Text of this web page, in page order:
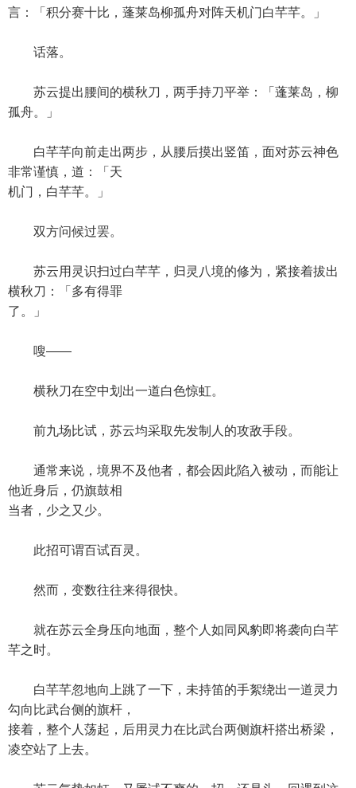
言：「积分赛十比，蓬莱岛柳孤舟对阵天机门白芊芊。」
话落。
苏云提出腰间的横秋刀，两手持刀平举：「蓬莱岛，柳
孤舟。」
白芊芊向前走出两步，从腰后摸出竖笛，面对苏云神色
非常谨慎，道：「天
机门，白芊芊。」
双方问候过罢。
苏云用灵识扫过白芊芊，归灵八境的修为，紧接着拔出
横秋刀：「多有得罪
了。」
嗖——
横秋刀在空中划出一道白色惊虹。
前九场比试，苏云均采取先发制人的攻敌手段。
通常来说，境界不及他者，都会因此陷入被动，而能让
他近身后，仍旗鼓相
当者，少之又少。
此招可谓百试百灵。
然而，变数往往来得很快。
就在苏云全身压向地面，整个人如同风豹即将袭向白芊
芊之时。
白芊芊忽地向上跳了一下，未持笛的手絮绕出一道灵力
勾向比武台侧的旗杆，
接着，整个人荡起，后用灵力在比武台两侧旗杆搭出桥梁，
凌空站了上去。